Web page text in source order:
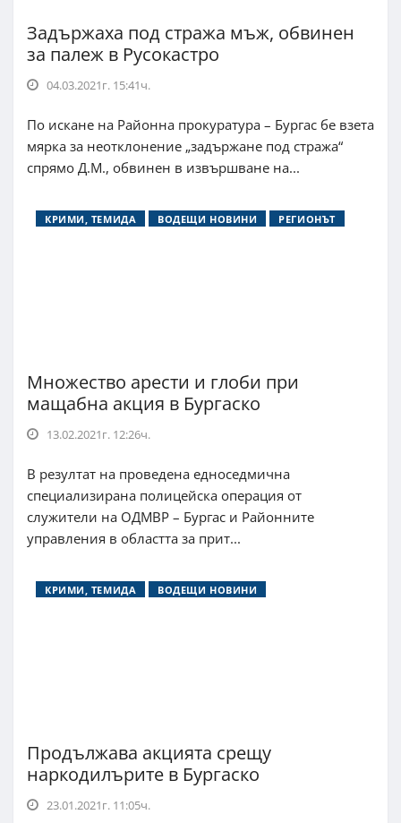
Задържаха под стража мъж, обвинен
за палеж в Русокастро
04.03.2021г. 15:41ч.
По искане на Районна прокуратура – Бургас бе взета
мярка за неотклонение „задържане под стража“
спрямо Д.М., обвинен в извършване на...
КРИМИ, ТЕМИДА ВОДЕЩИ НОВИНИ РЕГИОНЪТ
Множество арести и глоби при
мащабна акция в Бургаско
13.02.2021г. 12:26ч.
В резултат на проведена едноседмична
специализирана полицейска операция от
служители на ОДМВР – Бургас и Районните
управления в областта за прит...
КРИМИ, ТЕМИДА ВОДЕЩИ НОВИНИ
Продължава акцията срещу
наркодилърите в Бургаско
23.01.2021г. 11:05ч.